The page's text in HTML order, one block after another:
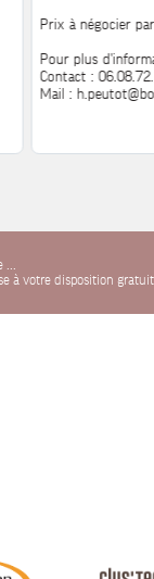
Prix à négocier
Pour plus
Contact :
Mail :
à votre disposition